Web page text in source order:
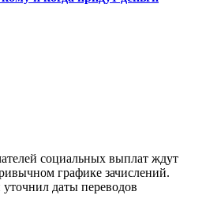
социальных выплат ждут
графике зачислений.
даты переводов